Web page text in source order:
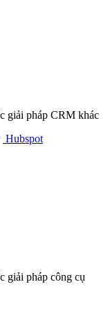
giải pháp CRM khác
Hubspot
giải pháp công cụ